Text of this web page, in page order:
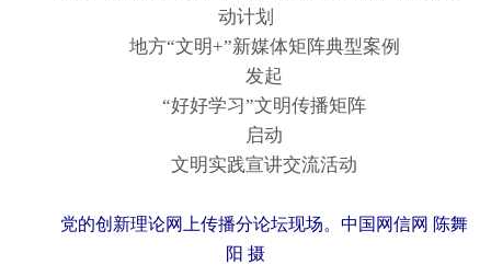
动计划
地方“文明+”新媒体矩阵典型案例
发起
“好好学习”文明传播矩阵
启动
文明实践宣讲交流活动
党的创新理论网上传播分论坛现场。中国网信网 陈舞
阳 摄